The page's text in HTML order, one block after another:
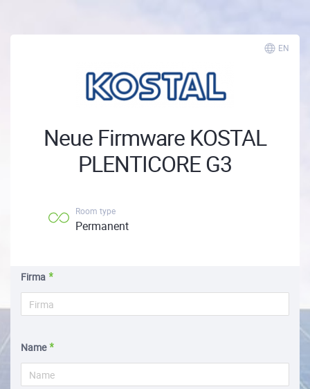
EN
Neue Firmware KOSTAL
PLENTICORE G3
Room type
Permanent
Firma
Name